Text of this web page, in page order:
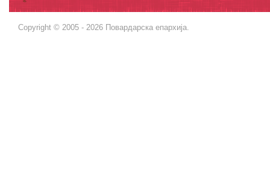
Copyright © 2005 - 2026 Повардарска епархија.